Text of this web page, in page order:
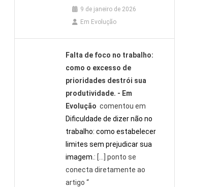
9 de janeiro de 2026
Em Evolução
Falta de foco no trabalho:
como o excesso de
prioridades destrói sua
produtividade. - Em
Evolução comentou em
Dificuldade de dizer não no
trabalho: como estabelecer
limites sem prejudicar sua
imagem. : […] ponto se
conecta diretamente ao
artigo “